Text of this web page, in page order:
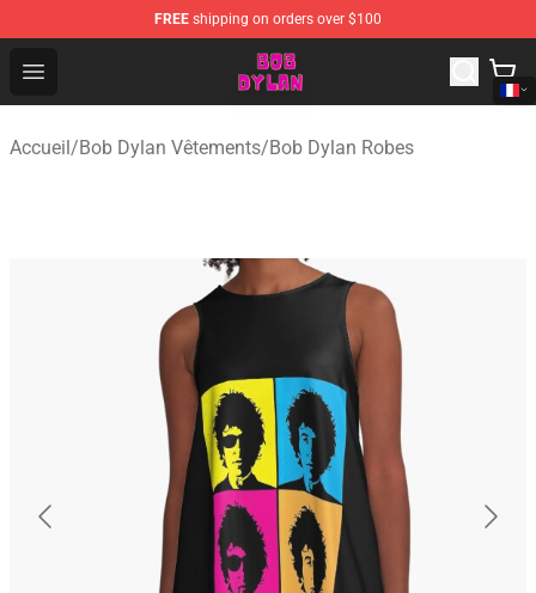
FREE shipping on orders over $100
Open menu
Bob Dylan Store - Official Bob Dylan Merchandise Shop
Accueil/Bob Dylan Vêtements/Bob Dylan Robes